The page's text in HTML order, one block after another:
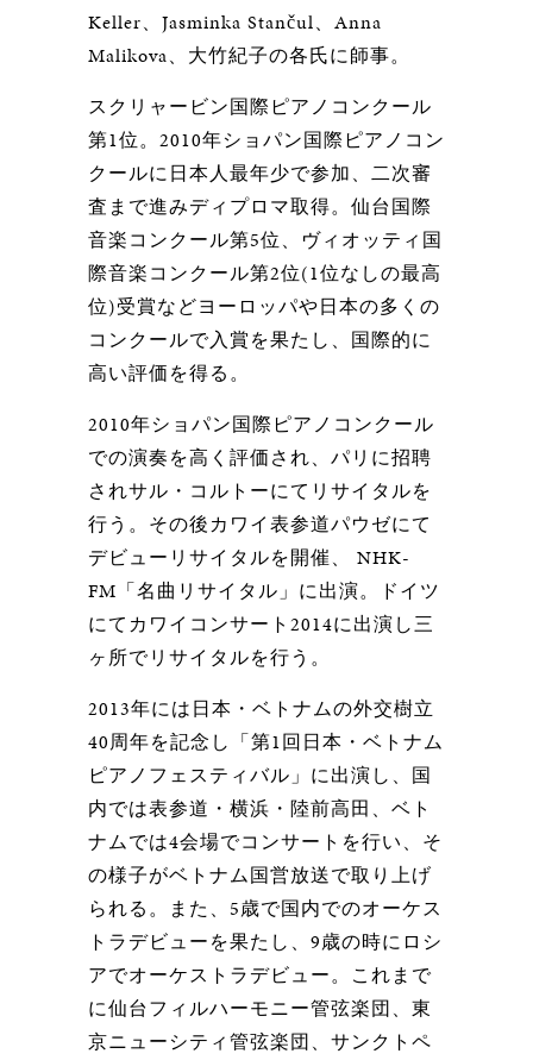
Keller、Jasminka Stančul、Anna
Malikova、大竹紀子の各氏に師事。
スクリャービン国際ピアノコンクール
第1位。2010年ショパン国際ピアノコン
クールに日本人最年少で参加、二次審
査まで進みディプロマ取得。仙台国際
音楽コンクール第5位、ヴィオッティ国
際音楽コンクール第2位(1位なしの最高
位)受賞などヨーロッパや日本の多くの
コンクールで入賞を果たし、国際的に
高い評価を得る。
2010年ショパン国際ピアノコンクール
での演奏を高く評価され、パリに招聘
されサル・コルトーにてリサイタルを
行う。その後カワイ表参道パウゼにて
デビューリサイタルを開催、 NHK-
FM「名曲リサイタル」に出演。ドイツ
にてカワイコンサート2014に出演し三
ヶ所でリサイタルを行う。
2013年には日本・ベトナムの外交樹立
40周年を記念し「第1回日本・ベトナム
ピアノフェスティバル」に出演し、国
内では表参道・横浜・陸前高田、ベト
ナムでは4会場でコンサートを行い、そ
の様子がベトナム国営放送で取り上げ
られる。また、5歳で国内でのオーケス
トラデビューを果たし、9歳の時にロシ
アでオーケストラデビュー。これまで
に仙台フィルハーモニー管弦楽団、東
京ニューシティ管弦楽団、サンクトペ